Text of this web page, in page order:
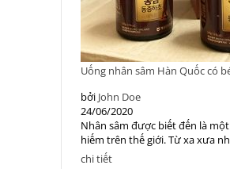
Uống nhân sâm Hàn Quốc có
bởi John Doe
24/06/2020
Nhân sâm được biết đến là
hiếm trên thế giới. Từ xa xưa
chi tiết